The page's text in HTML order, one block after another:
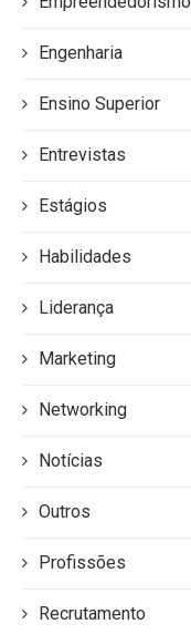
Engenharia
Ensino Superior
Entrevistas
Estágios
Habilidades
Liderança
Marketing
Networking
Notícias
Outros
Profissões
Recrutamento